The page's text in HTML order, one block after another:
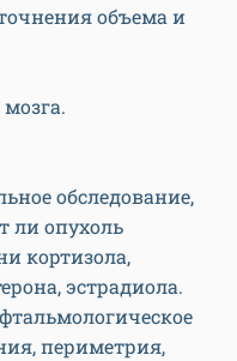
объема и
обследование,
ли опухоль
кортизола,
эстрадиола.
периметрия,